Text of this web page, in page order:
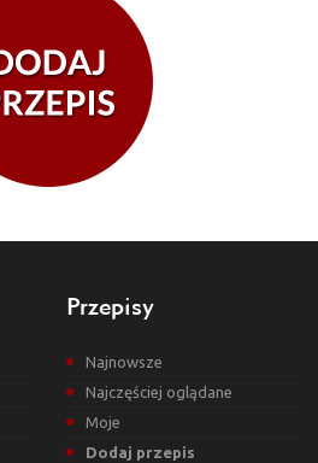
Przepisy
Najnowsze
Najczęściej oglądane
Moje
Dodaj przepis